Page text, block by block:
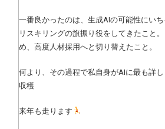
一番良かったのは、生成AIの可能性にい
リスキリングの旗振り役をしてきたこと
め、高度人材採用へと切り替えたこと。
何より、その過程で私自身がAIに最も詳
収穫
来年も走ります